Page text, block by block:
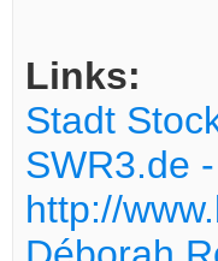
Links:
Stadt
SWR3.de
http://